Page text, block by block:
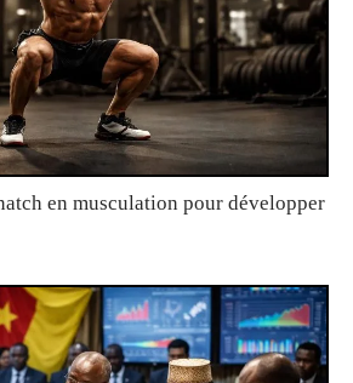
en musculation pour développer